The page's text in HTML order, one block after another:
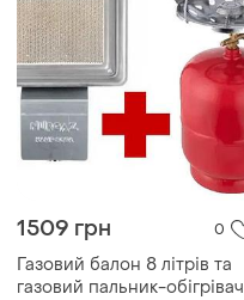
1509 грн 0
Газовий балон 8 літрів та
газовий пальник-обігрівач